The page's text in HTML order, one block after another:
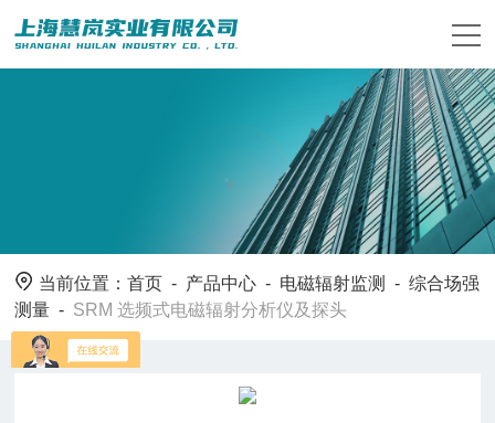
当前位置：首页 - 产品中心 - 电磁辐射监测 -综合场强
测量 - SRM 选频式电磁辐射分析仪及探头